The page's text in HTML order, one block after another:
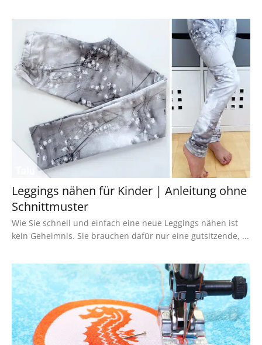
Leggings nähen für Kinder | Anleitung ohne
Schnittmuster
Wie Sie schnell und einfach eine neue Leggings nähen ist
kein Geheimnis. Sie brauchen dafür nur eine gutsitzende, ...